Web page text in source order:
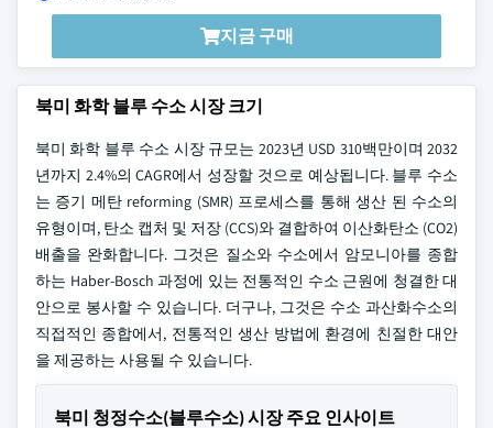
지금 구매
북미 화학 블루 수소 시장 크기
북미 화학 블루 수소 시장 규모는 2023년 USD 310백만이며 2032
년까지 2.4%의 CAGR에서 성장할 것으로 예상됩니다. 블루 수소
는 증기 메탄 reforming (SMR) 프로세스를 통해 생산 된 수소의
유형이며, 탄소 캡처 및 저장 (CCS)와 결합하여 이산화탄소 (CO2)
배출을 완화합니다. 그것은 질소와 수소에서 암모니아를 종합
하는 Haber-Bosch 과정에 있는 전통적인 수소 근원에 청결한 대
안으로 봉사할 수 있습니다. 더구나, 그것은 수소 과산화수소의
직접적인 종합에서, 전통적인 생산 방법에 환경에 친절한 대안
을 제공하는 사용될 수 있습니다.
북미 청정수소(블루수소) 시장 주요 인사이트